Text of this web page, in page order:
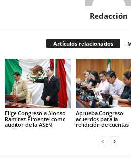
Redacción
Artículos relacionados
Elige Congreso a Alonso
Ramírez Pimentel como
auditor de la ASEN
Aprueba Congreso
acuerdos para la
rendición de cuentas